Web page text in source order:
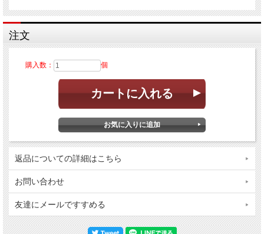
注文
購入数： 個
返品についての詳細はこちら
お問い合わせ
友達にメールですすめる